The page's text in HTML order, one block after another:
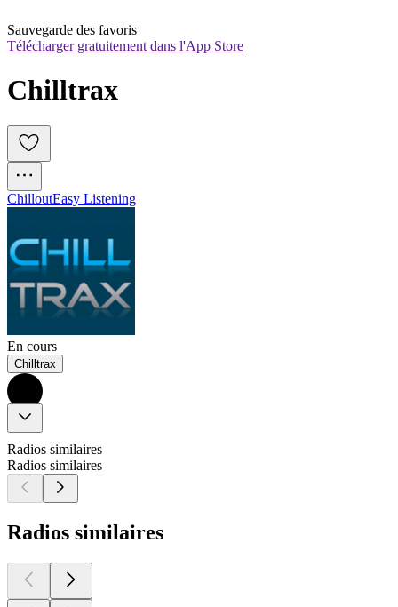
Sauvegarde des favoris
Télécharger gratuitement dans l'App Store
Chilltrax
ChilloutEasy Listening
En cours
Chilltrax
Radios similaires
Radios similaires
Radios similaires